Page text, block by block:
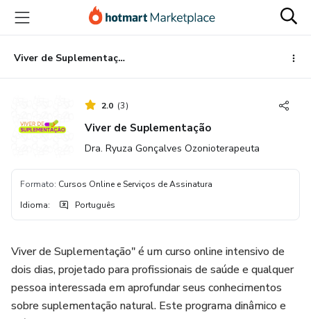
para
conteúdo
principal
para
pagamento
para
rodapé
Viver de Suplementação
2.0 (3)
Viver de Suplementação
Dra. Ryuza Gonçalves Ozonioterapeuta
Formato: Cursos Online e Serviços de Assinatura
Idioma: Português
Viver de Suplementação" é um curso online intensivo de
dois dias, projetado para profissionais de saúde e qualquer
pessoa interessada em aprofundar seus conhecimentos
sobre suplementação natural. Este programa dinâmico e